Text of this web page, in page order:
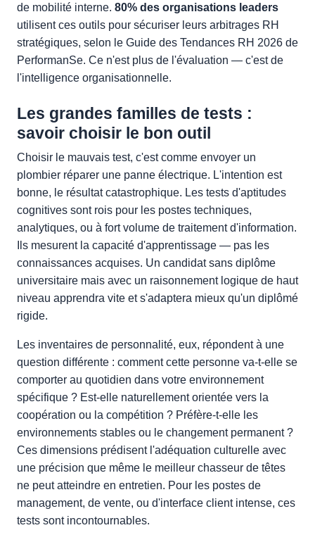
de mobilité interne. 80% des organisations leaders
utilisent ces outils pour sécuriser leurs arbitrages RH
stratégiques, selon le Guide des Tendances RH 2026 de
PerformanSe. Ce n'est plus de l'évaluation — c'est de
l'intelligence organisationnelle.
Les grandes familles de tests :
savoir choisir le bon outil
Choisir le mauvais test, c'est comme envoyer un
plombier réparer une panne électrique. L'intention est
bonne, le résultat catastrophique. Les tests d'aptitudes
cognitives sont rois pour les postes techniques,
analytiques, ou à fort volume de traitement d'information.
Ils mesurent la capacité d'apprentissage — pas les
connaissances acquises. Un candidat sans diplôme
universitaire mais avec un raisonnement logique de haut
niveau apprendra vite et s'adaptera mieux qu'un diplômé
rigide.
Les inventaires de personnalité, eux, répondent à une
question différente : comment cette personne va-t-elle se
comporter au quotidien dans votre environnement
spécifique ? Est-elle naturellement orientée vers la
coopération ou la compétition ? Préfère-t-elle les
environnements stables ou le changement permanent ?
Ces dimensions prédisent l'adéquation culturelle avec
une précision que même le meilleur chasseur de têtes
ne peut atteindre en entretien. Pour les postes de
management, de vente, ou d'interface client intense, ces
tests sont incontournables.